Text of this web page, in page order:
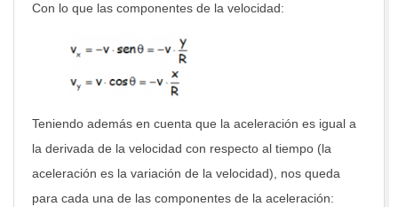
Con lo que las componentes de la velocidad:
Teniendo además en cuenta que la aceleración es igual a
la derivada de la velocidad con respecto al tiempo (la
aceleración es la variación de la velocidad), nos queda
para cada una de las componentes de la aceleración: